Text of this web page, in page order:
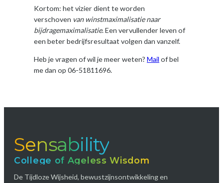
Kortom: het vizier dient te worden
verschoven van winstmaximalisatie naar
bijdragemaximalisatie. Een vervullender leven of
een beter bedrijfsresultaat volgen dan vanzelf.
Heb je vragen of wil je meer weten? Mail of bel
me dan op 06-51811696.
Sensability
College of Ageless Wisdom
De Tijdloze Wijsheid, bewustzijnsontwikkeling en